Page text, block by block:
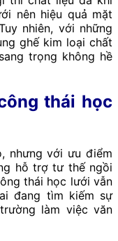
nên hiệu quả mặt
nhiên, với những
ghế kim loại chất
trọng không hề
thái học
nhưng với ưu điểm
hỗ trợ tư thế ngồi
thái học lưới vẫn
đang tìm kiếm sự
làm việc văn